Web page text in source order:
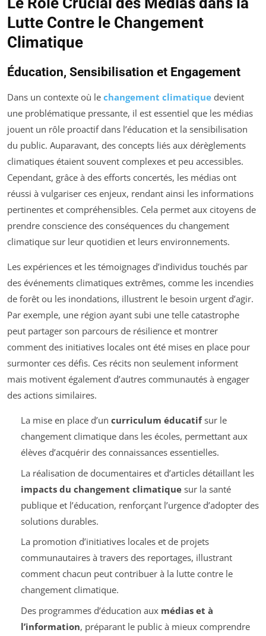
Lutte Contre le Changement
Climatique
Éducation, Sensibilisation et Engagement
Dans un contexte où le changement climatique devient
une problématique pressante, il est essentiel que les médias
jouent un rôle proactif dans l’éducation et la sensibilisation
du public. Auparavant, des concepts liés aux dérèglements
climatiques étaient souvent complexes et peu accessibles.
Cependant, grâce à des efforts concertés, les médias ont
réussi à vulgariser ces enjeux, rendant ainsi les informations
pertinentes et compréhensibles. Cela permet aux citoyens de
prendre conscience des conséquences du changement
climatique sur leur quotidien et leurs environnements.
Les expériences et les témoignages d’individus touchés par
des événements climatiques extrêmes, comme les incendies
de forêt ou les inondations, illustrent le besoin urgent d’agir.
Par exemple, une région ayant subi une telle catastrophe
peut partager son parcours de résilience et montrer
comment des initiatives locales ont été mises en place pour
surmonter ces défis. Ces récits non seulement informent
mais motivent également d’autres communautés à engager
des actions similaires.
La mise en place d’un curriculum éducatifsur le
changement climatique dans les écoles, permettant aux
élèves d’acquérir des connaissances essentielles.
La réalisation de documentaires et d’articles détaillant les
impacts du changement climatiquesur la santé
publique et l’éducation, renforçant l’urgence d’adopter des
solutions durables.
La promotion d’initiatives locales et de projets
communautaires à travers des reportages, illustrant
comment chacun peut contribuer à la lutte contre le
changement climatique.
Des programmes d’éducation aux médias et à
l’information, préparant le public à mieux comprendre